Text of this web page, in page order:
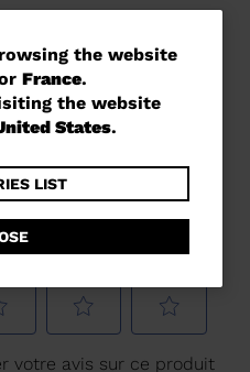
the website
France.
the website
States.
LIST